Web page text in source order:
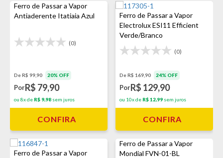
Ferro de Passar a Vapor
Antiaderente Itatiaia Azul
(0)
De R$ 99,90 20% OFF
PorR$ 79,90
ou 8x de R$ 9,98 sem juros
CONFIRA
Ferro de Passar a Vapor
Electrolux ESI11 Efficient
Verde/Branco
(0)
De R$ 169,90 24% OFF
PorR$ 129,90
ou 10x de R$ 12,99 sem juros
CONFIRA
Ferro de Passar a Vapor
Ferro de Passar a Vapor
Mondial FVN-01-BL